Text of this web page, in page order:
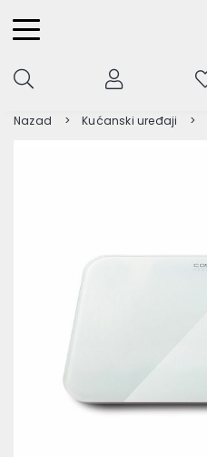
Nazad Kućanski uređaji